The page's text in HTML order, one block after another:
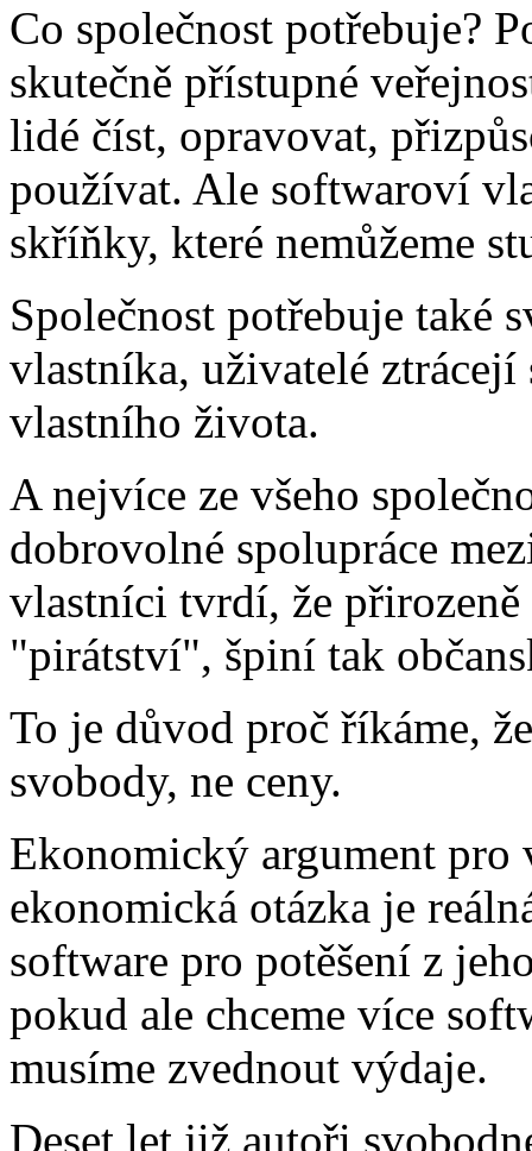
Co společnost potřebuje?
skutečně přístupné
lidé číst, opravovat,
používat. Ale softwaroví
skříňky, které nemůžeme
Společnost potřebuje také
vlastníka, uživatelé
vlastního života.
A nejvíce ze všeho
dobrovolné spolupráce
vlastníci tvrdí, že přirozeně
"pirátství", špiní tak
To je důvod proč říkáme,
svobody, ne ceny.
Ekonomický argument
ekonomická otázka je
software pro potěšení z
pokud ale chceme více
musíme zvednout výdaje.
Deset let již autoři